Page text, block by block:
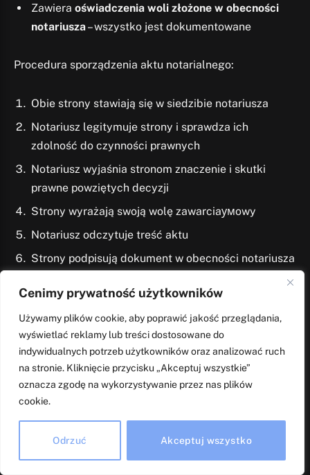
Cenimy prywatność użytkowników
Używamy plików cookie, aby poprawić jakość przeglądania,
wyświetlać reklamy lub treści dostosowane do
indywidualnych potrzeb użytkowników oraz analizować ruch
na stronie. Kliknięcie przycisku „Akceptuj wszystkie”
oznacza zgodę na wykorzystywanie przez nas plików
cookie.
Odrzuć Akceptuj wszystko
Zawiera oświadczenia woli złożone w obecności
notariusza– wszystko jest dokumentowane
Procedura sporządzenia aktu notarialnego:
Obie strony stawiają się w siedzibie notariusza
Notariusz legitymuje strony i sprawdza ich
zdolność do czynności prawnych
Notariusz wyjaśnia stronom znaczenie i skutki
prawne powziętych decyzji
Strony wyrażają swoją wolę zawarciaумowy
Notariusz odczytuje treść aktu
Strony podpisują dokument w obecności notariusza
Akt notarialny można zawrzeć dlakażdej umowy
tylko tych wymaganych ustawowo. W praktyce umowy
z partnerami biznesowymi zawarte w formie aktu
notarialnego dają znacznie większe bezpieczeństwo
prawne.
Aby sprawnie przygotować akt notarialny, musisz mieć